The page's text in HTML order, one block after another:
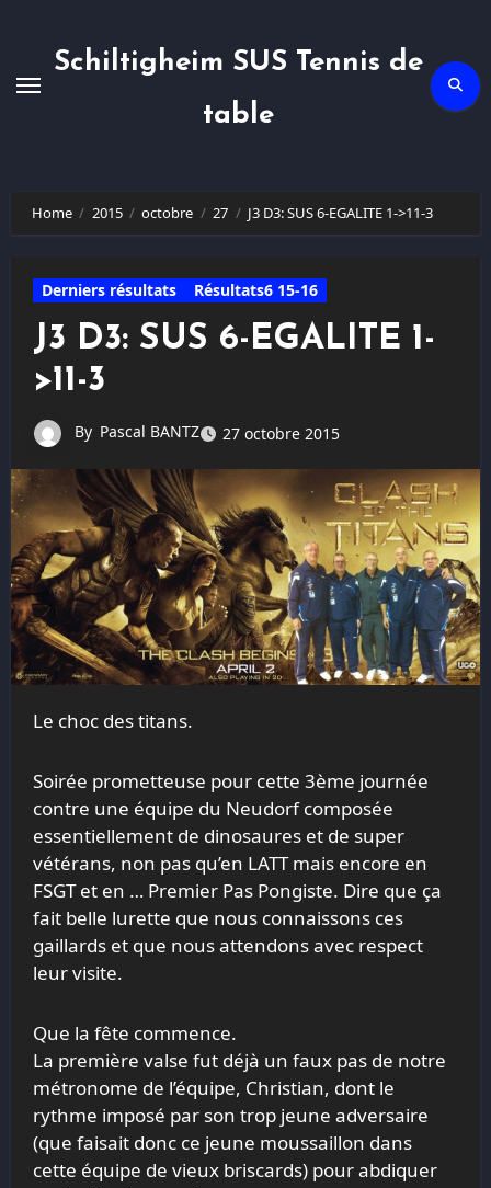
Schiltigheim SUS Tennis de
table
Home 2015 octobre 27 J3 D3: SUS 6-EGALITE 1->11-3
Derniers résultats Résultats6 15-16
J3 D3: SUS 6-EGALITE 1-
>11-3
By Pascal BANTZ 27 octobre 2015
Le choc des titans.
Soirée prometteuse pour cette 3ème journée
contre une équipe du Neudorf composée
essentiellement de dinosaures et de super
vétérans, non pas qu’en LATT mais encore en
FSGT et en … Premier Pas Pongiste. Dire que ça
fait belle lurette que nous connaissons ces
gaillards et que nous attendons avec respect
leur visite.
Que la fête commence.
La première valse fut déjà un faux pas de notre
métronome de l’équipe, Christian, dont le
rythme imposé par son trop jeune adversaire
(que faisait donc ce jeune moussaillon dans
cette équipe de vieux briscards) pour abdiquer